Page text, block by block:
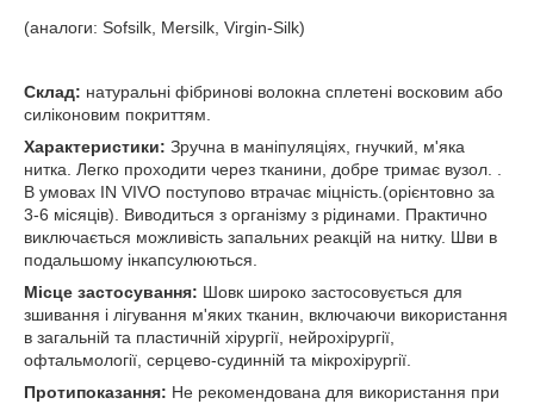
(аналоги: Sofsilk, Mersilk, Virgin-Silk)
Склад: натуральні фібринові волокна сплетені восковим або
силіконовим покриттям.
Характеристики: Зручна в маніпуляціях, гнучкий, м'яка
нитка. Легко проходити через тканини, добре тримає вузол. .
В умовах IN VIVO поступово втрачає міцність.(орієнтовно за
3-6 місяців). Виводиться з організму з рідинами. Практично
виключається можливість запальних реакцій на нитку. Шви в
подальшому інкапсулюються.
Місце застосування: Шовк широко застосовується для
зшивання і лігування м'яких тканин, включаючи використання
в загальній та пластичній хірургії, нейрохірургії,
офтальмології, серцево-судинній та мікрохірургії.
Протипоказання: Не рекомендована для використання при